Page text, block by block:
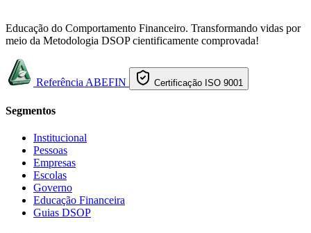
Educação do Comportamento Financeiro. Transformando vidas por
meio da Metodologia DSOP cientificamente comprovada!
Referência ABEFIN Certificação ISO 9001
Segmentos
Institucional
Pessoas
Empresas
Escolas
Governo
Educação Financeira
Guias DSOP